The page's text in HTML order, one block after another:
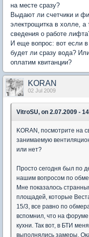
на месте сразу?
Выдают ли счетчики и
электрощитка в холле, а
сведения о работе
И еще вопрос: вот если
будет ли сразу вода?
оплатим квитанции?
KORAN
02 Jul 2009
VitroSU, on 2.07.2009 -
KORAN, посмотрите на
занимаемую
или нет?
Просто сегодня был по
нашим вопросом по
Мне показалось
площадей, которые
15/3, все равно по
вспомнил, что на
кухни. Так вот, в БТИ
выполнялись замеры.